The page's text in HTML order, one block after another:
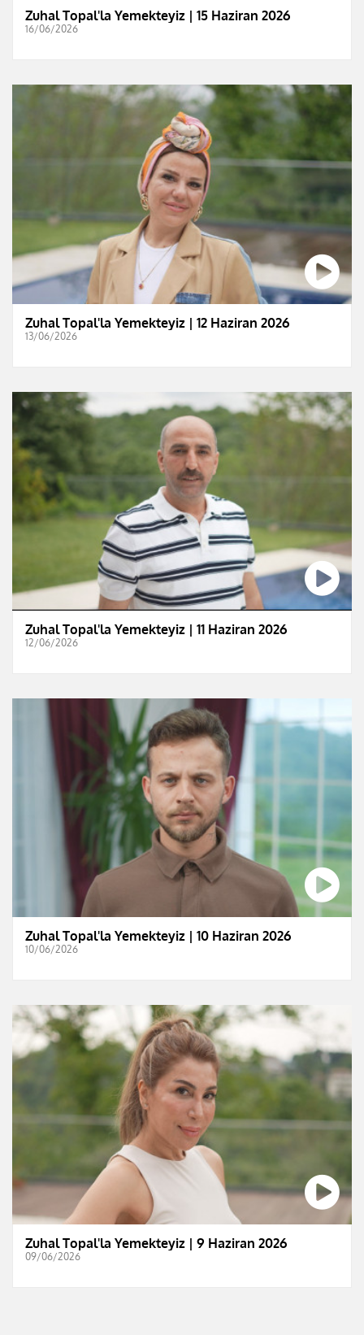
Zuhal Topal'la Yemekteyiz | 15 Haziran 2026
16/06/2026
Zuhal Topal'la Yemekteyiz | 12 Haziran 2026
13/06/2026
Zuhal Topal'la Yemekteyiz | 11 Haziran 2026
12/06/2026
Zuhal Topal'la Yemekteyiz | 10 Haziran 2026
10/06/2026
Zuhal Topal'la Yemekteyiz | 9 Haziran 2026
09/06/2026